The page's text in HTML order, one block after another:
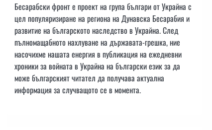
Бесарабски фронт е проект на група българи от Украйна с
цел популяризиране на региона на Дунавска Бесарабия и
развитие на българското наследство в Украйна. След
пълномащабното нахлуване на държавата-грешка, ние
насочихме нашата енергия в публикация на ежедневни
хроники за войната в Украйна на български език за да
може българският читател да получава актуална
информация за случващото се в момента.